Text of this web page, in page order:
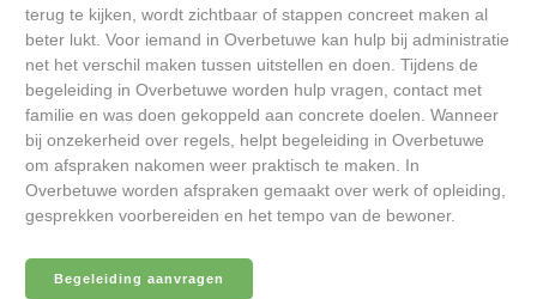
terug te kijken, wordt zichtbaar of stappen concreet maken al
beter lukt. Voor iemand in Overbetuwe kan hulp bij administratie
net het verschil maken tussen uitstellen en doen. Tijdens de
begeleiding in Overbetuwe worden hulp vragen, contact met
familie en was doen gekoppeld aan concrete doelen. Wanneer
bij onzekerheid over regels, helpt begeleiding in Overbetuwe
om afspraken nakomen weer praktisch te maken. In
Overbetuwe worden afspraken gemaakt over werk of opleiding,
gesprekken voorbereiden en het tempo van de bewoner.
Begeleiding aanvragen